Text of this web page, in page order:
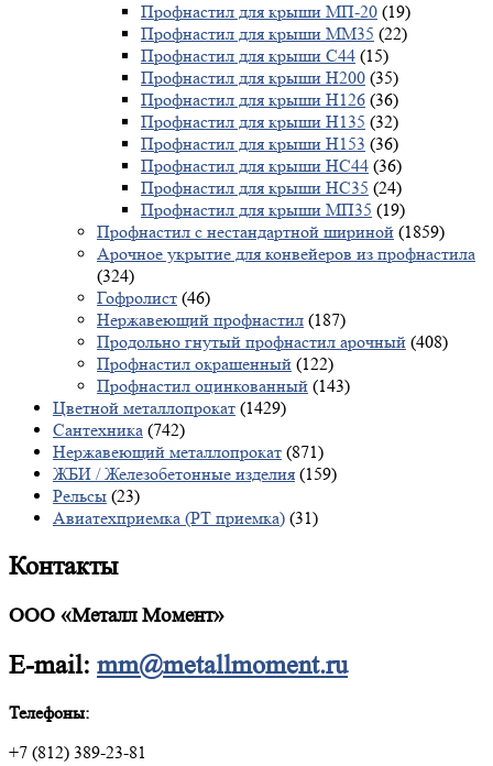
Профнастил для крыши МП-20 (19)
Профнастил для крыши ММ35 (22)
Профнастил для крыши С44 (15)
Профнастил для крыши Н200 (35)
Профнастил для крыши Н126 (36)
Профнастил для крыши Н135 (32)
Профнастил для крыши Н153 (36)
Профнастил для крыши НС44 (36)
Профнастил для крыши НС35 (24)
Профнастил для крыши МП35 (19)
Профнастил с нестандартной шириной (1859)
Арочное укрытие для конвейеров из профнастила
(324)
Гофролист (46)
Нержавеющий профнастил (187)
Продольно гнутый профнастил арочный (408)
Профнастил окрашенный (122)
Профнастил оцинкованный (143)
Цветной металлопрокат (1429)
Сантехника (742)
Нержавеющий металлопрокат (871)
ЖБИ / Железобетонные изделия (159)
Рельсы (23)
Авиатехприемка (РТ приемка) (31)
Контакты
ООО «Металл Момент»
E-mail: mm@metallmoment.ru
Телефоны:
+7 (812) 389-23-81